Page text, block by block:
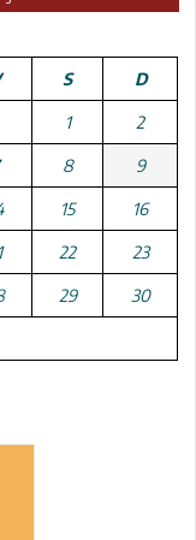
S D
1 2
8 9
15 16
22 23
29 30